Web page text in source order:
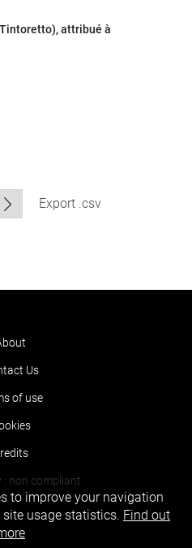
attribué à
Export .csv
Us
of use
: non compliant
to improve your navigation
usage statistics. Find out